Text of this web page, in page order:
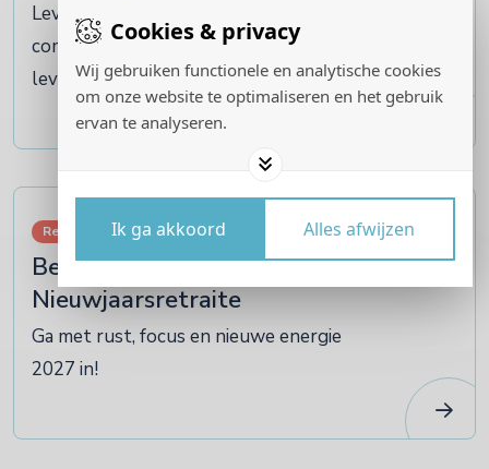
Cookies & privacy
Wij gebruiken functionele en analytische cookies
om onze website te optimaliseren en het gebruik
ervan te analyseren.
Ik ga akkoord Alles afwijzen
Levenskunst in Praktijk: een
community of practice voor bewust
leven
Retraites
Bezin en Beziel
Nieuwjaarsretraite
Ga met rust, focus en nieuwe energie
2027 in!
januari